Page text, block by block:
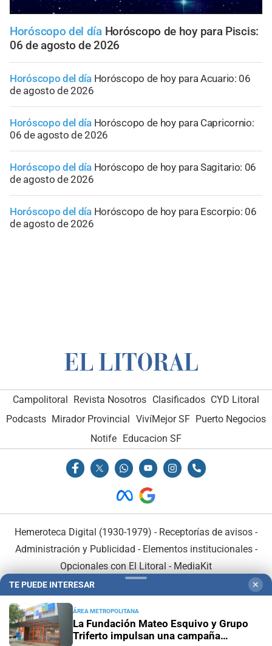
Horóscopo del día Horóscopo de hoy para Piscis:
06 de agosto de 2026
Horóscopo del día Horóscopo de hoy para Acuario: 06
de agosto de 2026
Horóscopo del día Horóscopo de hoy para Capricornio:
06 de agosto de 2026
Horóscopo del día Horóscopo de hoy para Sagitario: 06
de agosto de 2026
Horóscopo del día Horóscopo de hoy para Escorpio: 06
de agosto de 2026
Campolitoral Revista Nosotros Clasificados CYD Litoral
Podcasts Mirador Provincial VivíMejor SF Puerto Negocios
Notife Educacion SF
Hemeroteca Digital (1930-1979) - Receptorías de avisos -
Administración y Publicidad - Elementos institucionales-
Opcionales con El Litoral - MediaKit
TE PUEDE INTERESAR ✕
ÁREA METROPOLITANA
La Fundación Mateo Esquivo y Grupo
Triferto impulsan una campaña